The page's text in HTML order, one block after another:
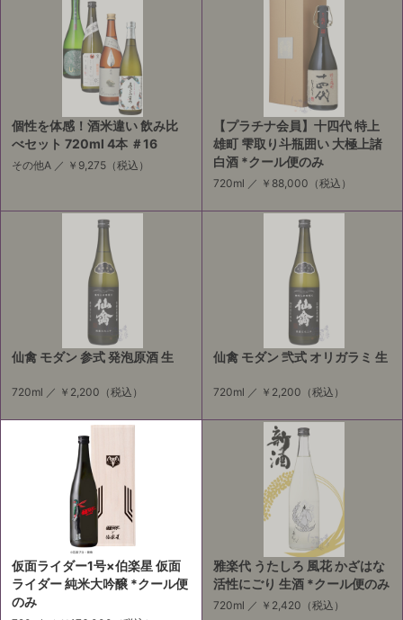
個性を体感！酒米違い 飲み比
べセット 720ml 4本 ＃16
その他A ／ ￥9,275 （税込）
【プラチナ会員】十四代 特上
雄町 雫取り斗瓶囲い 大極上諸
白酒 *クール便のみ
720ml ／ ￥88,000 （税込）
仙禽 モダン 参式 発泡原酒 生
720ml ／ ￥2,200 （税込）
仙禽 モダン 弐式 オリガラミ 生
720ml ／ ￥2,200 （税込）
仮面ライダー1号×伯楽星 仮面
ライダー 純米大吟醸 *クール便
のみ
雅楽代 うたしろ 風花 かざはな
活性にごり 生酒 *クール便のみ
720ml ／ ￥2,420 （税込）